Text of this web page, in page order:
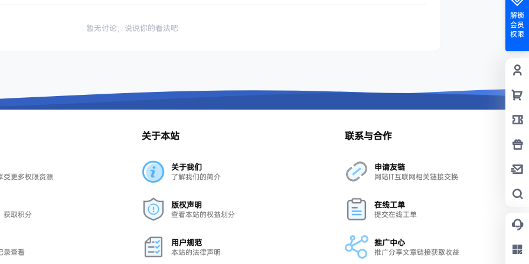
暂无讨论，说说你的看法吧
解锁
会员
权限
受更多权限资源
获取积分
录查看
关于本站
关于我们
了解我们的简介
版权声明
查看本站的权益划分
用户规范
本站的法律声明
联系与合作
申请友链
网站IT互联网相关链接交换
在线工单
提交在线工单
推广中心
推广分享文章链接获取收益